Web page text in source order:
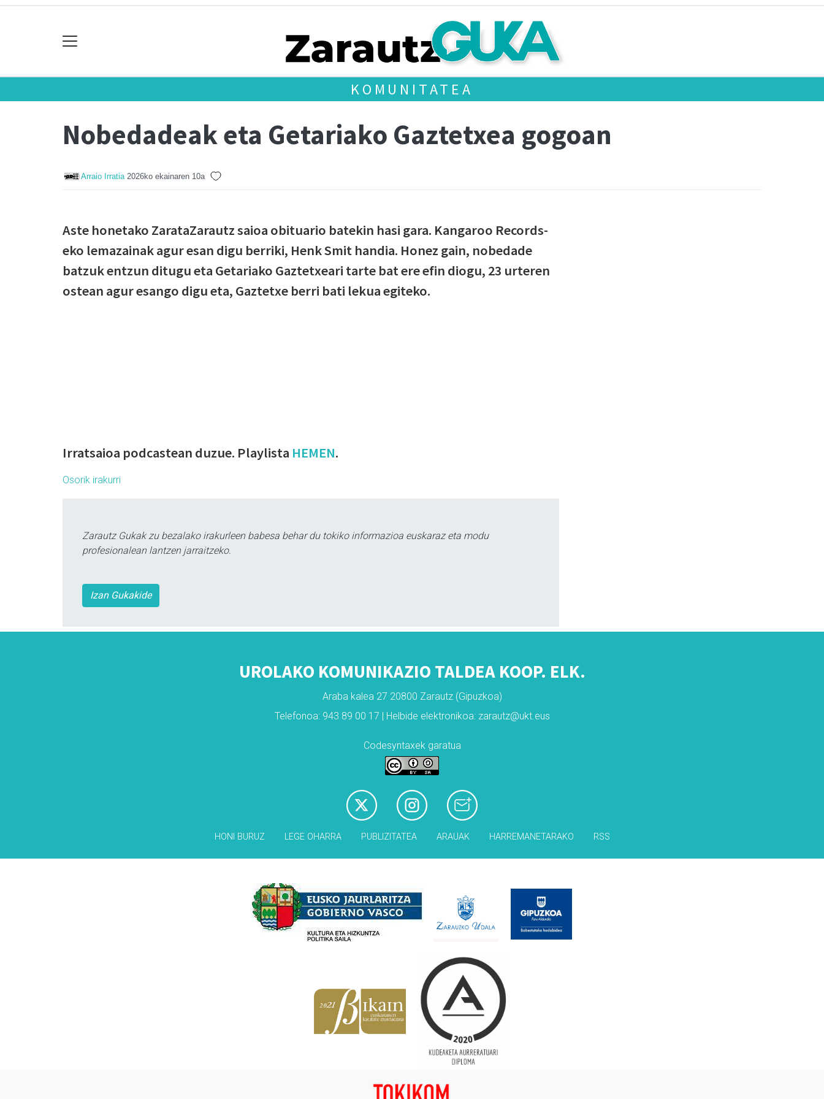
KOMUNITATEA
Nobedadeak eta Getariako Gaztetxea gogoan
Arraio Irratia 2026ko ekainaren 10a
Aste honetako ZarataZarautz saioa obituario batekin hasi gara. Kangaroo Records-
eko lemazainak agur esan digu berriki, Henk Smit handia. Honez gain, nobedade
batzuk entzun ditugu eta Getariako Gaztetxeari tarte bat ere efin diogu, 23 urteren
ostean agur esango digu eta, Gaztetxe berri bati lekua egiteko.
Irratsaioa podcastean duzue. Playlista HEMEN.
Osorik irakurri
Zarautz Gukak zu bezalako irakurleen babesa behar du tokiko informazioa euskaraz eta modu
profesionalean lantzen jarraitzeko.
Izan Gukakide
UROLAKO KOMUNIKAZIO TALDEA KOOP. ELK.
Araba kalea 27 20800 Zarautz (Gipuzkoa)
Telefonoa: 943 89 00 17 | Helbide elektronikoa: zarautz@ukt.eus
Codesyntaxek garatua
HONI BURUZ LEGE OHARRA PUBLIZITATEA ARAUAK HARREMANETARAKO RSS